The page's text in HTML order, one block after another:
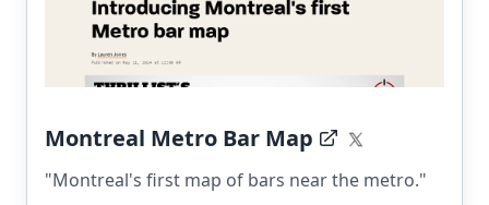
Montreal Metro Bar Map
"Montreal's first map of bars near the metro."